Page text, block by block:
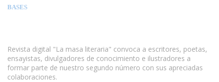
BASES
Revista digital "La masa literaria" convoca a escritores, poetas,
ensayistas, divulgadores de conocimiento e ilustradores a
formar parte de nuestro segundo número con sus apreciadas
colaboraciones.